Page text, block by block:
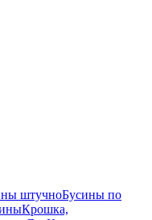
штучноБусины по
Крошка,